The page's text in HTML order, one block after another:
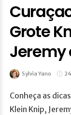
Grote
Jeremy
Sylvia Yano
Conheça as
Klein Knip,